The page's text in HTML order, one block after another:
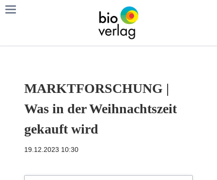
MARKTFORSCHUNG |
Was in der Weihnachtszeit
gekauft wird
19.12.2023 10:30